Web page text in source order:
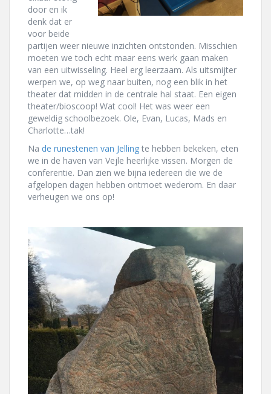
door en ik
denk dat er
voor beide
partijen weer nieuwe inzichten ontstonden. Misschien
moeten we toch echt maar eens werk gaan maken
van een uitwisseling. Heel erg leerzaam. Als uitsmijter
werpen we, op weg naar buiten, nog een blik in het
theater dat midden in de centrale hal staat. Een eigen
theater/bioscoop! Wat cool! Het was weer een
geweldig schoolbezoek. Ole, Evan, Lucas, Mads en
Charlotte…tak!
Na de runestenen van Jelling te hebben bekeken, eten
we in de haven van Vejle heerlijke vissen. Morgen de
conferentie. Dan zien we bijna iedereen die we de
afgelopen dagen hebben ontmoet wederom. En daar
verheugen we ons op!